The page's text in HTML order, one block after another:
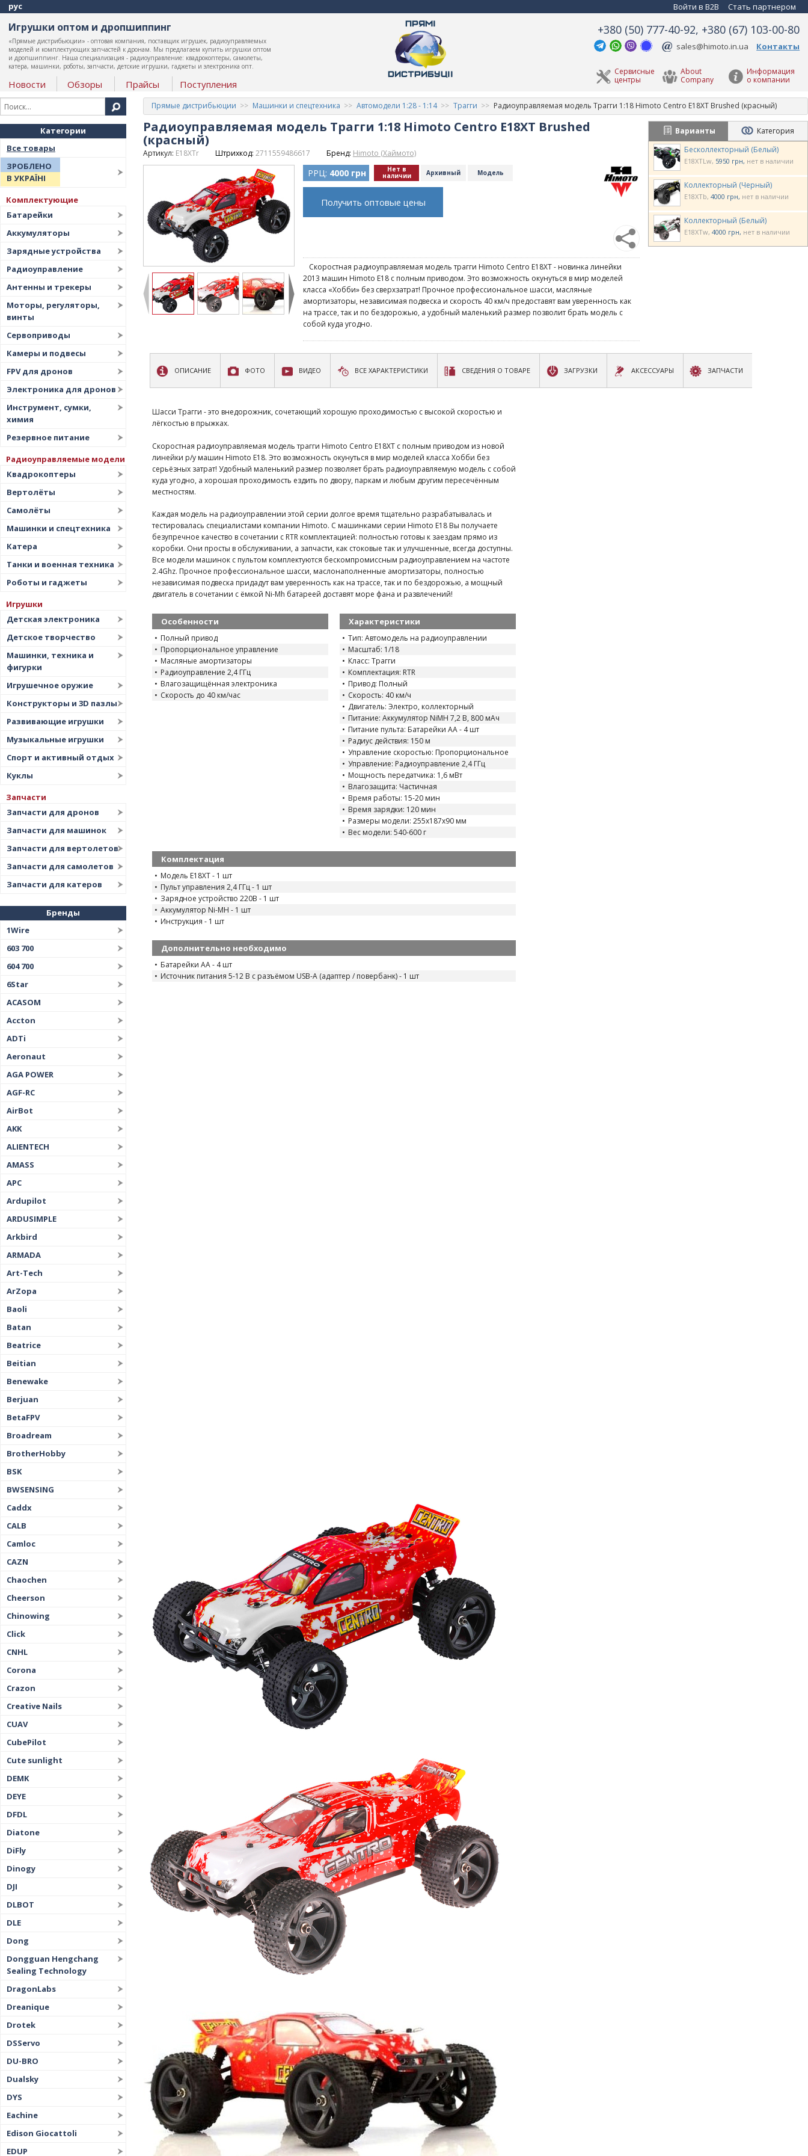
рус Войти в B2B Стать партнером
Игрушки оптом и дропшиппинг
«Прямые дистрибьюции» - оптовая компания, поставщик игрушек, радиоуправляемых
моделей и комплектующих запчастей к дронам. Мы предлагаем купить игрушки оптом
и дропшиппинг. Наша специализация - радиоуправление: квадрокоптеры, самолеты,
катера, машинки, роботы, запчасти, детские игрушки, гаджеты и электроника опт.
Новости Обзоры Прайсы Поступления
+380 (50) 777-40-92, +380 (67) 103-00-80
sales@himoto.in.ua Контакты
Информация
о компании
About
Company
Сервисные
центры
Категории
Все товары
ЗРОБЛЕНО
В УКРАЇНІ
Комплектующие
Батарейки
Аккумуляторы
Зарядные устройства
Радиоуправление
Антенны и трекеры
Моторы, регуляторы,
винты
Сервоприводы
Камеры и подвесы
FPV для дронов
Электроника для дронов
Инструмент, сумки,
химия
Резервное питание
Радиоуправляемые модели
Квадрокоптеры
Вертолёты
Самолёты
Машинки и спецтехника
Катера
Танки и военная техника
Роботы и гаджеты
Игрушки
Детская электроника
Детское творчество
Машинки, техника и
фигурки
Игрушечное оружие
Конструкторы и 3D пазлы
Развивающие игрушки
Музыкальные игрушки
Спорт и активный отдых
Куклы
Запчасти
Запчасти для дронов
Запчасти для машинок
Запчасти для вертолетов
Запчасти для самолетов
Запчасти для катеров
Бренды
1Wire
603 700
604 700
6Star
ACASOM
Accton
ADTi
Aeronaut
AGA POWER
AGF-RC
AirBot
AKK
ALIENTECH
AMASS
APC
Ardupilot
ARDUSIMPLE
Arkbird
ARMADA
Art-Tech
ArZopa
Baoli
Batan
Beatrice
Beitian
Benewake
Berjuan
BetaFPV
Broadream
BrotherHobby
BSK
BWSENSING
Caddx
CALB
Camloc
CAZN
Chaochen
Cheerson
Chinowing
Click
CNHL
Corona
Crazon
Creative Nails
CUAV
CubePilot
Cute sunlight
DEMK
DEYE
DFDL
Diatone
DiFly
Dinogy
DJI
DLBOT
DLE
Dong
Dongguan Hengchang
Sealing Technology
DragonLabs
Dreanique
Drotek
DSServo
DU-BRO
Dualsky
DYS
Eachine
Edison Giocattoli
EDUP
Прямые дистрибьюции Машинки и спецтехника Автомодели 1:28 - 1:14 Трагги Радиоуправляемая модель Трагги 1:18 Himoto Centro E18XT Brushed (красный)
Радиоуправляемая модель Трагги 1:18 Himoto Centro E18XT Brushed
(красный)
Артикул: E18XTr Штрихкод: 2711559486617 Бренд: Himoto (Хаймото)
РРЦ: 4000 грн Нет в
наличии Архивный Модель
Получить оптовые цены
Скоростная радиоуправляемая модель трагги Himoto Centro E18XT - новинка линейки
2013 машин Himoto E18 с полным приводом. Это возможность окунуться в мир моделей
класса «Хобби» без сверхзатрат! Прочное профессиональное шасси, масляные
амортизаторы, независимая подвеска и скорость 40 км/ч предоставят вам уверенность как
на трассе, так и по бездорожью, а удобный маленький размер позволит брать модель с
собой куда угодно.
Варианты
Категория
Бесколлекторный (Белый)
E18XTLw 5950 грн нет в наличии
Коллекторный (Черный)
E18XTb 4000 грн нет в наличии
Коллекторный (Белый)
E18XTw 4000 грн нет в наличии
ОПИСАНИЕ ФОТО ВИДЕО ВСЕ ХАРАКТЕРИСТИКИ СВЕДЕНИЯ О ТОВАРЕ ЗАГРУЗКИ АКСЕССУАРЫ ЗАПЧАСТИ
Шасси Трагги - это внедорожник, сочетающий хорошую проходимостью с высокой скоростью и
лёгкостью в прыжках.
Скоростная радиоуправляемая модель трагги Himoto Centro E18XT с полным приводом из новой
линейки р/у машин Himoto E18. Это возможность окунуться в мир моделей класса Хобби без
серьёзных затрат! Удобный маленький размер позволяет брать радиоуправляемую модель с собой
куда угодно, а хорошая проходимость ездить по двору, паркам и любым другим пересечённым
местностям.
Каждая модель на радиоуправлении этой серии долгое время тщательно разрабатывалась и
тестировалась специалистами компании Himoto. С машинками серии Himoto E18 Вы получаете
безупречное качество в сочетании с RTR комплектацией: полностью готовы к заездам прямо из
коробки. Они просты в обслуживании, а запчасти, как стоковые так и улучшенные, всегда доступны.
Все модели машинок с пультом комплектуются бескомпромиссным радиоуправлением на частоте
2.4Ghz. Прочное профессиональное шасси, маслонаполненные амортизаторы, полностью
независимая подвеска придадут вам уверенность как на трассе, так и по бездорожью, а мощный
двигатель в сочетании с ёмкой Ni-Mh батареей доставят море фана и развлечений!
Особенности
Полный привод
Пропорциональное управление
Масляные амортизаторы
Радиоуправление 2,4 ГГц
Влагозащищённая электроника
Скорость до 40 км/час
Характеристики
Тип: Автомодель на радиоуправлении
Масштаб: 1/18
Класс: Трагги
Комплектация: RTR
Привод: Полный
Скорость: 40 км/ч
Двигатель: Электро, коллекторный
Питание: Аккумулятор NiMH 7,2 В, 800 мАч
Питание пульта: Батарейки AA - 4 шт
Радиус действия: 150 м
Управление скоростью: Пропорциональное
Управление: Радиоуправление 2,4 ГГц
Мощность передатчика: 1,6 мВт
Влагозащита: Частичная
Время работы: 15-20 мин
Время зарядки: 120 мин
Размеры модели: 255x187x90 мм
Вес модели: 540-600 г
Комплектация
Модель E18XT - 1 шт
Пульт управления 2,4 ГГц - 1 шт
Зарядное устройство 220В - 1 шт
Аккумулятор Ni-MH - 1 шт
Инструкция - 1 шт
Дополнительно необходимо
Батарейки AA - 4 шт
Источник питания 5-12 В с разъёмом USB-A (адаптер / повербанк) - 1 шт